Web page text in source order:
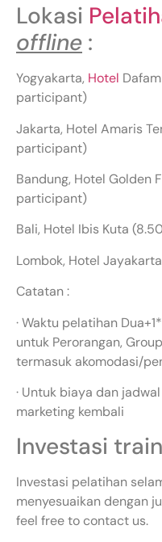
Lokasi
offline :
Yogyakarta, Hotel
participant)
Jakarta, Hotel Amaris
participant)
Bandung, Hotel Golden
participant)
Bali, Hotel Ibis Kuta
Lombok, Hotel
Catatan :
· Waktu pelatihan
untuk Perorangan,
termasuk akomodasi/
· Untuk biaya dan
marketing kembali
Investasi
Investasi pelatihan
menyesuaikan dengan
feel free to contact us.